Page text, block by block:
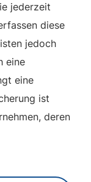
jederzeit
diese
jedoch
eine
eine
ist
deren